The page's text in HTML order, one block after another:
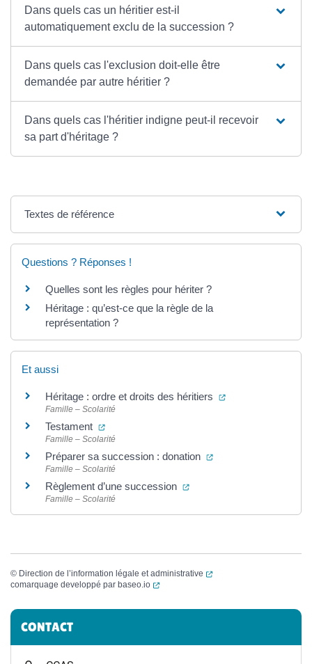
Dans quels cas un héritier est-il
automatiquement exclu de la succession ?
Dans quels cas l'exclusion doit-elle être
demandée par autre héritier ?
Dans quels cas l'héritier indigne peut-il recevoir
sa part d'héritage ?
Textes de référence
Questions ? Réponses !
Quelles sont les règles pour hériter ?
Héritage : qu’est-ce que la règle de la
représentation ?
Et aussi
Héritage : ordre et droits des héritiers (ouverture dans
Famille – Scolarité
Testament (ouverture dans un nouvel onglet)
Famille – Scolarité
Préparer sa succession : donation (ouverture dans un
Famille – Scolarité
Règlement d’une succession (ouverture dans un nouvel
Famille – Scolarité
© Direction de l’information légale et administrative
(ouverture dans un
comarquage developpé par baseo.io (ouverture dans un nouvel onglet)
Informations complémentaires
CONTACT